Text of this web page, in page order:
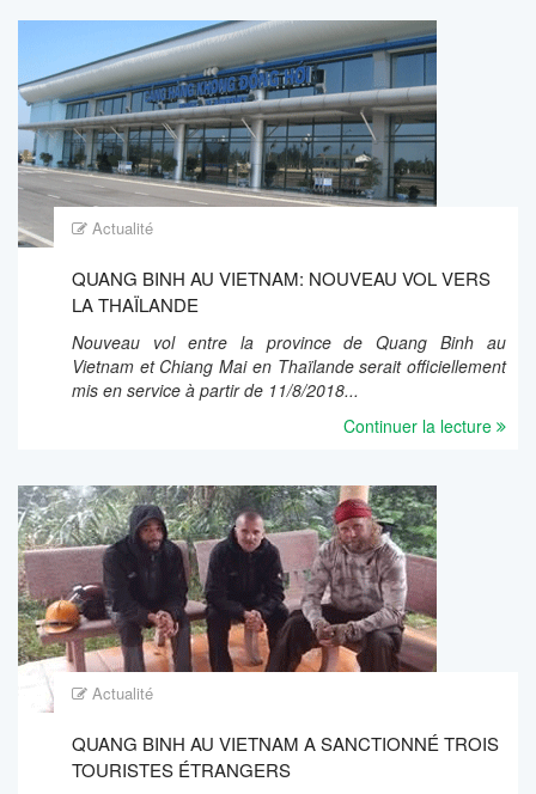
Actualité
QUANG BINH AU VIETNAM: NOUVEAU VOL VERS
LA THAÏLANDE
Nouveau vol entre la province de Quang Binh au
Vietnam et Chiang Mai en Thaïlande serait officiellement
mis en service à partir de 11/8/2018...
Continuer la lecture
Actualité
QUANG BINH AU VIETNAM A SANCTIONNÉ TROIS
TOURISTES ÉTRANGERS